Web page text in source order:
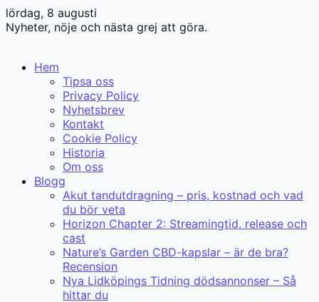
lördag, 8 augusti
Nyheter, nöje och nästa grej att göra.
Hem
Tipsa oss
Privacy Policy
Nyhetsbrev
Kontakt
Cookie Policy
Historia
Om oss
Blogg
Akut tandutdragning – pris, kostnad och vad
du bör veta
Horizon Chapter 2: Streamingtid, release och
cast
Nature’s Garden CBD-kapslar – är de bra?
Recension
Nya Lidköpings Tidning dödsannonser – Så
hittar du